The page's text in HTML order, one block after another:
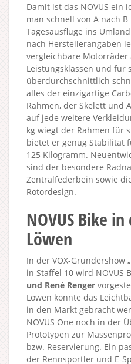
Damit ist das NOVUS ein
man schnell von A nach
Tagesausflüge ins
nach Herstellerangaben
vergleichbare
Leistungsklassen und für
überdurchschnittlich
alles der einzigartige
Rahmen, der Skelett und
auf jede weitere
kg wiegt der Rahmen für
bietet er genug Stabilität
125 Kilogramm.
sind der besondere
Zentralfederbein sowie
Rotordesign.
NOVUS Bike
Löwen
In der VOX-Gründershow
in Staffel 10 wird NOVUS
und René Renger
Löwen könnte das
in den Markt gebracht
NOVUS One noch in der
Prototypen zur
bzw. Reservierung. Ein
der Rennsportler und E-